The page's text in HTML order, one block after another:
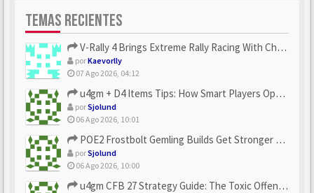
TEMAS RECIENTES
V-Rally 4 Brings Extreme Rally Racing With Challenging Track...
porKaevorlly
07 Ago 2026, 04:12
u4gm + D4 Items Tips: How Smart Players Optimize Gear, Build...
porSjolund
06 Ago 2026, 10:01
POE2 Frostbolt Gemling Builds Get Stronger With u4gm’s Ice C...
porSjolund
06 Ago 2026, 10:00
u4gm CFB 27 Strategy Guide: The Toxic Offensive Scheme Your ...